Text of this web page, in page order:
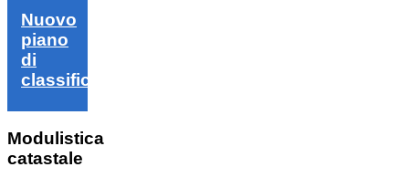
Nuovo
piano
di
classifica
Modulistica
catastale